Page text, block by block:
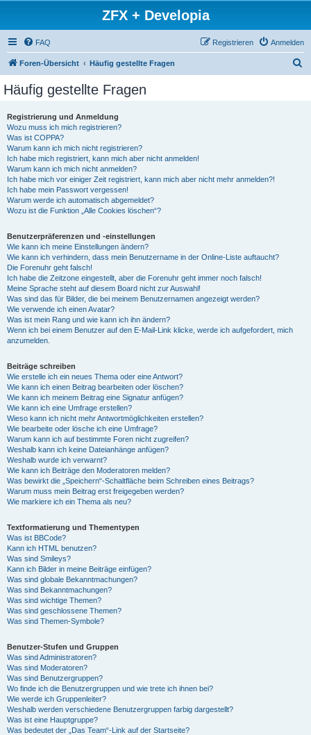
ZFX + Developia
FAQ Anmelden
Registrieren
Foren-Übersicht Häufig gestellte Fragen
Häufig gestellte Fragen
Registrierung und Anmeldung
Wozu muss ich mich registrieren?
Was ist COPPA?
Warum kann ich mich nicht registrieren?
Ich habe mich registriert, kann mich aber nicht anmelden!
Warum kann ich mich nicht anmelden?
Ich habe mich vor einiger Zeit registriert, kann mich aber nicht mehr anmelden?!
Ich habe mein Passwort vergessen!
Warum werde ich automatisch abgemeldet?
Wozu ist die Funktion „Alle Cookies löschen“?
Benutzerpräferenzen und -einstellungen
Wie kann ich meine Einstellungen ändern?
Wie kann ich verhindern, dass mein Benutzername in der Online-Liste auftaucht?
Die Forenuhr geht falsch!
Ich habe die Zeitzone eingestellt, aber die Forenuhr geht immer noch falsch!
Meine Sprache steht auf diesem Board nicht zur Auswahl!
Was sind das für Bilder, die bei meinem Benutzernamen angezeigt werden?
Wie verwende ich einen Avatar?
Was ist mein Rang und wie kann ich ihn ändern?
Wenn ich bei einem Benutzer auf den E-Mail-Link klicke, werde ich aufgefordert, mich
anzumelden.
Beiträge schreiben
Wie erstelle ich ein neues Thema oder eine Antwort?
Wie kann ich einen Beitrag bearbeiten oder löschen?
Wie kann ich meinem Beitrag eine Signatur anfügen?
Wie kann ich eine Umfrage erstellen?
Wieso kann ich nicht mehr Antwortmöglichkeiten erstellen?
Wie bearbeite oder lösche ich eine Umfrage?
Warum kann ich auf bestimmte Foren nicht zugreifen?
Weshalb kann ich keine Dateianhänge anfügen?
Weshalb wurde ich verwarnt?
Wie kann ich Beiträge den Moderatoren melden?
Was bewirkt die „Speichern“-Schaltfläche beim Schreiben eines Beitrags?
Warum muss mein Beitrag erst freigegeben werden?
Wie markiere ich ein Thema als neu?
Textformatierung und Thementypen
Was ist BBCode?
Kann ich HTML benutzen?
Was sind Smileys?
Kann ich Bilder in meine Beiträge einfügen?
Was sind globale Bekanntmachungen?
Was sind Bekanntmachungen?
Was sind wichtige Themen?
Was sind geschlossene Themen?
Was sind Themen-Symbole?
Benutzer-Stufen und Gruppen
Was sind Administratoren?
Was sind Moderatoren?
Was sind Benutzergruppen?
Wo finde ich die Benutzergruppen und wie trete ich ihnen bei?
Wie werde ich Gruppenleiter?
Weshalb werden verschiedene Benutzergruppen farbig dargestellt?
Was ist eine Hauptgruppe?
Was bedeutet der „Das Team“-Link auf der Startseite?